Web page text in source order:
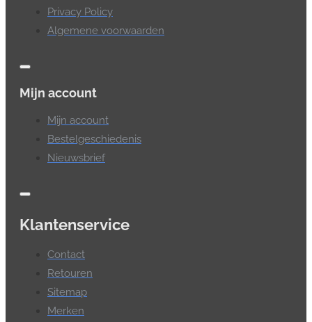
Privacy Policy
Algemene voorwaarden
Mijn account
Mijn account
Bestelgeschiedenis
Nieuwsbrief
Klantenservice
Contact
Retouren
Sitemap
Merken